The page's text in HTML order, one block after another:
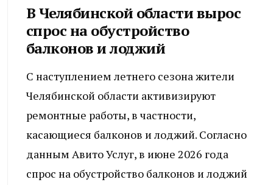
В Челябинской области вырос
спрос на обустройство
балконов и лоджий
С наступлением летнего сезона жители
Челябинской области активизируют
ремонтные работы, в частности,
касающиеся балконов и лоджий. Согласно
данным Авито Услуг, в июне 2026 года
спрос на обустройство балконов и лоджий